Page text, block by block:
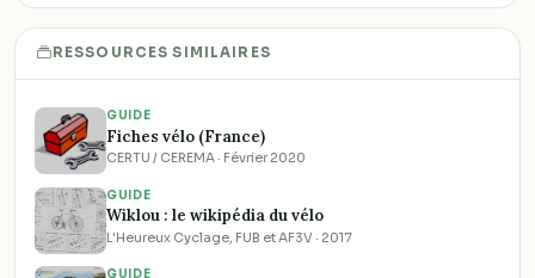
RESSOURCES SIMILAIRES
GUIDE
Fiches vélo (France)
CERTU / CEREMA · Février 2020
GUIDE
Wiklou : le wikipédia du vélo
L'Heureux Cyclage, FUB et AF3V · 2017
GUIDE